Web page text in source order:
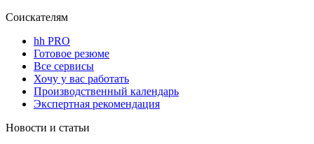
Соискателям
hh PRO
Готовое резюме
Все сервисы
Хочу у вас работать
Производственный календарь
Экспертная рекомендация
Новости и статьи